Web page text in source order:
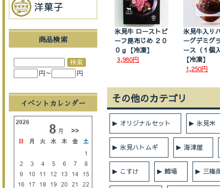
氷見牛 ローストビ
ーフ昆布じめ ２０
０ｇ【冷凍】
3,980円
氷見牛入り
ーグデミグ
ース（１個
【冷凍】
1,250円
その他のカテゴリ
オリジナルセット 氷見米
氷見ハトムギ 海津屋
こすけ 鱈場 三権
商品検索
円～ 円
イベントカレンダー